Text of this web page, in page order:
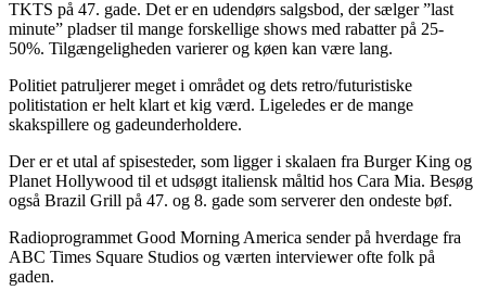
TKTS på 47. gade. Det er en udendørs salgsbod, der sælger ”last
minute” pladser til mange forskellige shows med rabatter på 25-
50%. Tilgængeligheden varierer og køen kan være lang.
Politiet patruljerer meget i området og dets retro/futuristiske
politistation er helt klart et kig værd. Ligeledes er de mange
skakspillere og gadeunderholdere.
Der er et utal af spisesteder, som ligger i skalaen fra Burger King og
Planet Hollywood til et udsøgt italiensk måltid hos Cara Mia. Besøg
også Brazil Grill på 47. og 8. gade som serverer den ondeste bøf.
Radioprogrammet Good Morning America sender på hverdage fra
ABC Times Square Studios og værten interviewer ofte folk på
gaden.